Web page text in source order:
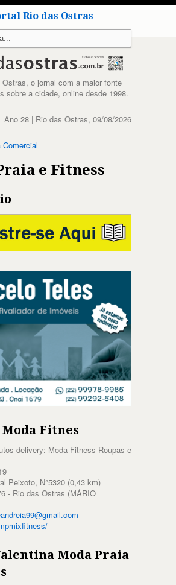
Rio das Ostras
o jornal com a maior fonte
sobre a cidade, online desde 1998.
Ano 28 | Rio das Ostras, 09/08/2026
Comercial
e Fitness
Fitnes
delivery: Moda Fitness Roupas e
Peixoto, N°5320 (0,43 km)
- Rio das Ostras (MÁRIO
Moda Praia